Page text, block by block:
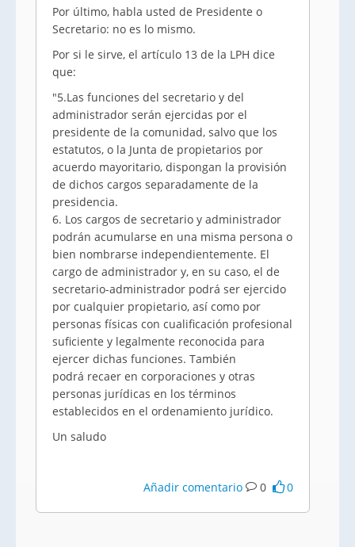
Por último, habla usted de Presidente o
Secretario: no es lo mismo.
Por si le sirve, el artículo 13 de la LPH dice
que:
"5.Las funciones del secretario y del
administrador serán ejercidas por el
presidente de la comunidad, salvo que los
estatutos, o la Junta de propietarios por
acuerdo mayoritario, dispongan la provisión
de dichos cargos separadamente de la
presidencia.
6. Los cargos de secretario y administrador
podrán acumularse en una misma persona o
bien nombrarse independientemente. El
cargo de administrador y, en su caso, el de
secretario-administrador podrá ser ejercido
por cualquier propietario, así como por
personas físicas con cualificación profesional
suficiente y legalmente reconocida para
ejercer dichas funciones. También
podrá recaer en corporaciones y otras
personas jurídicas en los términos
establecidos en el ordenamiento jurídico.
Un saludo
Añadir comentario 0 0